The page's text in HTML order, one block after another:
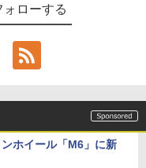
ローする
ホイール「M6」に新